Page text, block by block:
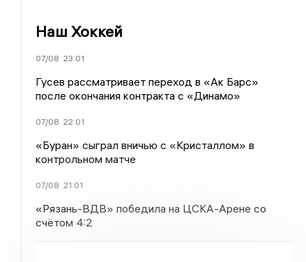
Наш Хоккей
07/08 23:01
Гусев рассматривает переход в «Ак Барс»
после окончания контракта с «Динамо»
07/08 22:01
«Буран» сыграл вничью с «Кристаллом» в
контрольном матче
07/08 21:01
«Рязань-ВДВ» победила на ЦСКА-Арене со
счётом 4:2